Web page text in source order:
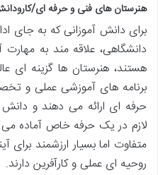
هنرستان های فنی و حرفه ای/
برای دانش آموزانی که به جای
دانشگاهی، علاقه مند به مهارت
هستند، هنرستان ها گزینه ای
برنامه های آموزشی عملی و
حرفه ای ارائه می دهند و
لازم در یک حرفه خاص آماده
متفاوت اما بسیار ارزشمند
روحیه ای عملی و کارآفرین دارند.